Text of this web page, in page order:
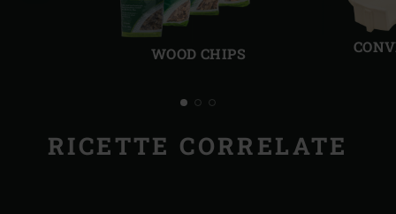
WOOD CHIPS
RICETTE CORRELATE